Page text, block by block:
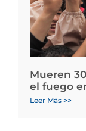
Mueren
el fuego
Leer Más >>